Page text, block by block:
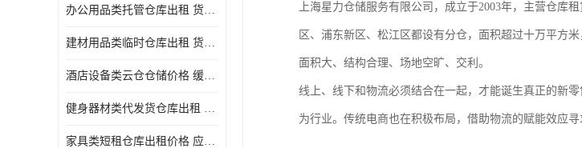
办公用品类托管仓库出租 货物装卸方便 电商仓储物流战略合作
建材用品类临时仓库出租 货物装卸方便 仓储供应链配套
酒店设备类云仓仓储价格 缓解企业储存压力 智能电商配套
健身器材类代发货仓库出租 租期灵活 新媒体平台配套
家具类短租仓库出租价格 应用广泛 智能电商配套
上海星力仓储服务有限公司，成立于2003年，主营仓库
区、浦东新区、松江区都设有分仓，面积超过十万平方
面积大、结构合理、场地空旷、交利。
线上、线下和物流必须结合在一起，才能诞生真正的新
为行业。传统电商也在积极布局，借助物流的赋能效应